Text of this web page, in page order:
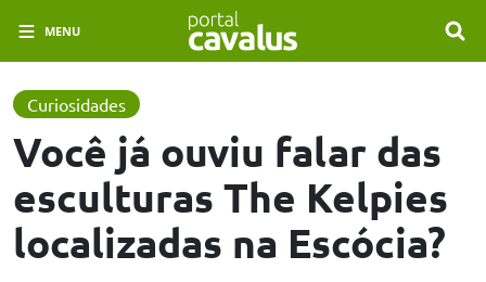
MENU
Curiosidades
Você já ouviu falar das
esculturas The Kelpies
localizadas na Escócia?